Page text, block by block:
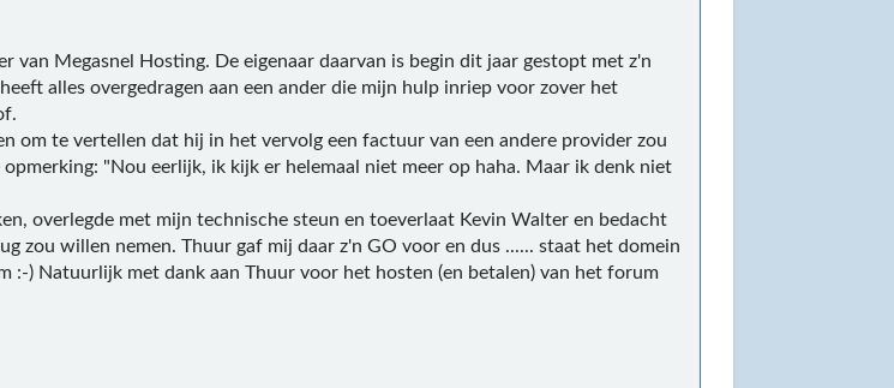
van Megasnel Hosting. De eigenaar daarvan is begin dit jaar gestopt met z'n
alles overgedragen aan een ander die mijn hulp inriep voor zover het
om te vertellen dat hij in het vervolg een factuur van een andere provider zou
"Nou eerlijk, ik kijk er helemaal niet meer op haha. Maar ik denk niet
overlegde met mijn technische steun en toeverlaat Kevin Walter en bedacht
zou willen nemen. Thuur gaf mij daar z'n GO voor en dus ...... staat het domein
:-) Natuurlijk met dank aan Thuur voor het hosten (en betalen) van het forum